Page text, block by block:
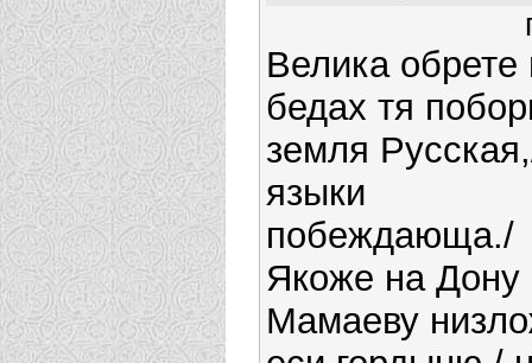
Велика обрете
бедах тя
земля
языки
побеждающа./
Якоже на Дону
Мамаеву